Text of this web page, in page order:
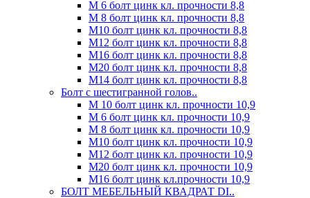
М 6 болт цинк кл. прочности 8,8
М 8 болт цинк кл. прочности 8,8
М10 болт цинк кл. прочности 8,8
М12 болт цинк кл. прочности 8,8
М16 болт цинк кл. прочности 8,8
М20 болт цинк кл. прочности 8,8
М14 болт цинк кл. прочности 8,8
Болт с шестигранной голов..
М 10 болт цинк кл. прочности 10,9
М 6 болт цинк кл. прочности 10,9
М 8 болт цинк кл. прочности 10,9
М10 болт цинк кл. прочности 10,9
М12 болт цинк кл. прочности 10,9
М20 болт цинк кл. прочности 10,9
М16 болт цинк кл.прочности 10,9
БОЛТ МЕБЕЛЬНЫЙ КВАДРАТ DI..